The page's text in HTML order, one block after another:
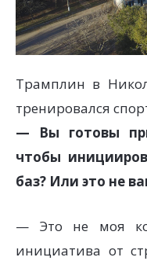
Трамплин в
тренировался
— Вы готовы
чтобы
баз? Или это не
— Это не моя
инициатива от